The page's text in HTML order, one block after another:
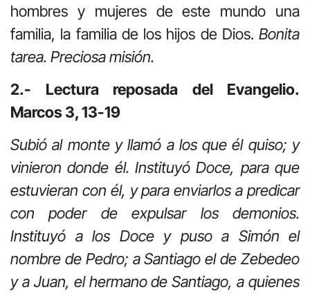
hombres y mujeres de este mundo una
familia, la familia de los hijos de Dios. Bonita
tarea. Preciosa misión.
2.- Lectura reposada del Evangelio.
Marcos 3, 13-19
Subió al monte y llamó a los que él quiso; y
vinieron donde él. Instituyó Doce, para que
estuvieran con él, y para enviarlos a predicar
con poder de expulsar los demonios.
Instituyó a los Doce y puso a Simón el
nombre de Pedro; a Santiago el de Zebedeo
y a Juan, el hermano de Santiago, a quienes